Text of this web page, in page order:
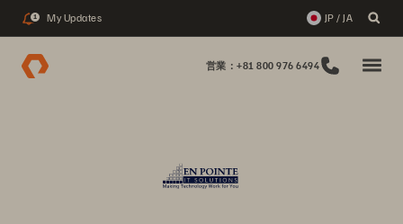
1 My Updates JP / JA
営業：+81 800 976 6494